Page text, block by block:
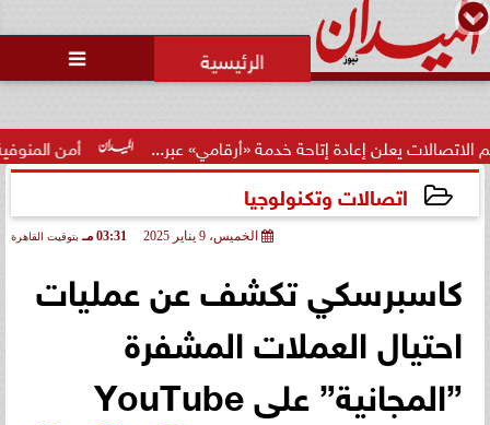

أمن المنوفية يكشف يعلن إعادة إتاحة خدمة «أرقامي» عبر...
اتصالات وتكنولوجيا
الخميس، 9 يناير 2025 03:31 مـ بتوقيت القاهرة
كاسبرسكي تكشف عن عمليات
احتيال العملات المشفرة
”المجانية” على YouTube